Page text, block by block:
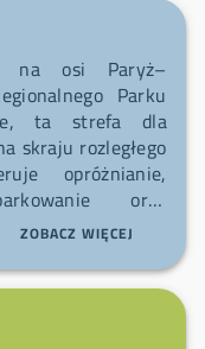
na osi Paryż–
Parku
ta strefa dla
skraju rozległego
opróżnianie,
oraz
swobodny
rekreacyjny 65
spacerową
km. W sezonie
atrakcji: rosalie,
ZOBACZ WIĘCEJ